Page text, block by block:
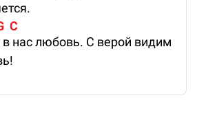
C
нас любовь. С верой видим